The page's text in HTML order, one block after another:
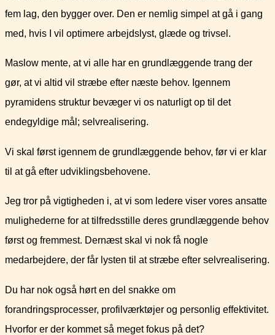
fem lag, den bygger over. Den er nemlig simpel at gå i gang
med, hvis I vil optimere arbejdslyst, glæde og trivsel.
Maslow mente, at vi alle har en grundlæggende trang der
gør, at vi altid vil stræbe efter næste behov. Igennem
pyramidens struktur bevæger vi os naturligt op til det
endegyldige mål; selvrealisering.
Vi skal først igennem de grundlæggende behov, før vi er klar
til at gå efter udviklingsbehovene.
Jeg tror på vigtigheden i, at vi som ledere viser vores ansatte
mulighederne for at tilfredsstille deres grundlæggende behov
først og fremmest. Dernæst skal vi nok få nogle
medarbejdere, der får lysten til at stræbe efter selvrealisering.
Du har nok også hørt en del snakke om
forandringsprocesser, profilværktøjer og personlig effektivitet.
Hvorfor er der kommet så meget fokus på det?